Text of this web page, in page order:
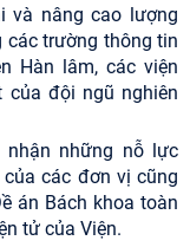
và nâng cao lượng
các trường thông tin
Hàn lâm, các viện
đội ngũ nghiên
nhận những nỗ lực
các đơn vị cũng
án Bách khoa toàn
tử của Viện.